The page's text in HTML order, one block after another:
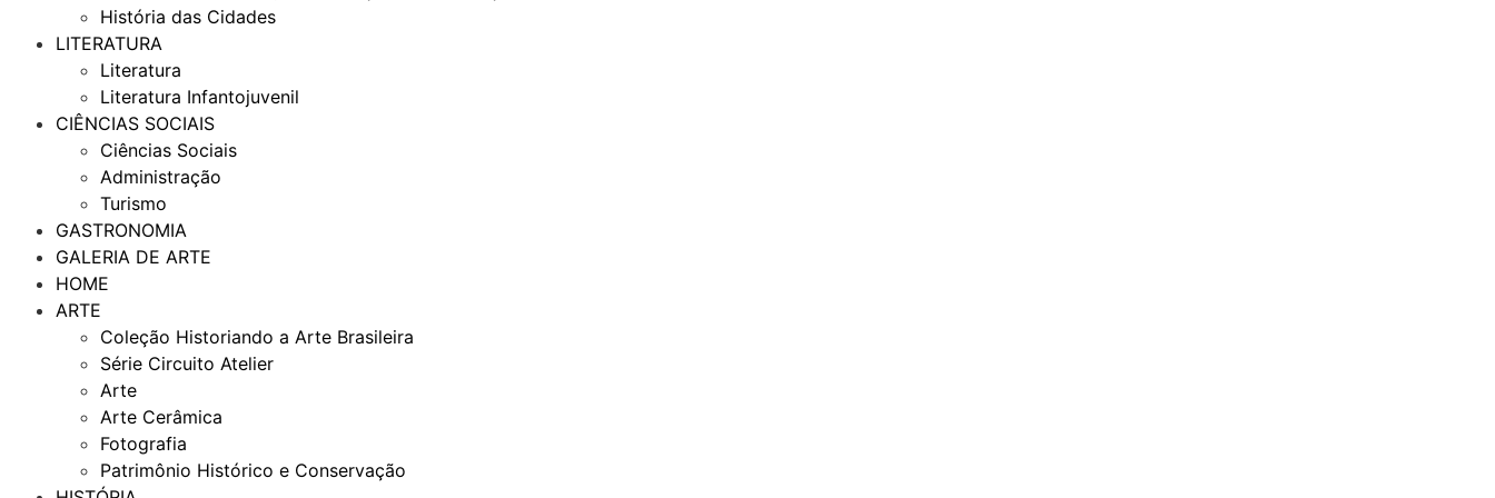
História das Cidades
LITERATURA
Literatura
Literatura Infantojuvenil
CIÊNCIAS SOCIAIS
Ciências Sociais
Administração
Turismo
GASTRONOMIA
GALERIA DE ARTE
HOME
ARTE
Coleção Historiando a Arte Brasileira
Série Circuito Atelier
Arte
Arte Cerâmica
Fotografia
Patrimônio Histórico e Conservação